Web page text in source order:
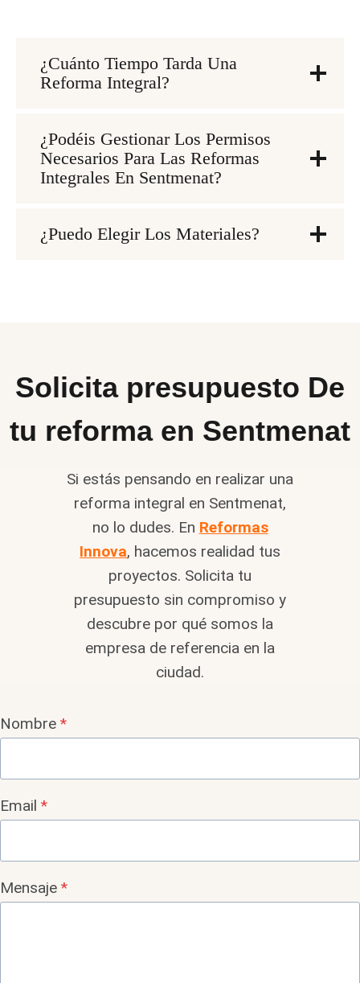
¿Cuánto Tiempo Tarda Una
Reforma Integral?
¿Podéis Gestionar Los Permisos
Necesarios Para Las Reformas
Integrales En Sentmenat?
¿Puedo Elegir Los Materiales?
Solicita presupuesto De
tu reforma en Sentmenat
Si estás pensando en realizar una
reforma integral en Sentmenat,
no lo dudes. En Reformas
Innova, hacemos realidad tus
proyectos. Solicita tu
presupuesto sin compromiso y
descubre por qué somos la
empresa de referencia en la
ciudad.
Nombre *
Email *
Mensaje *